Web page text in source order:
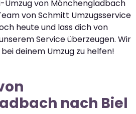
Umzug von Mönchengladbach
von Schmitt Umzugsservice
heute und lass dich von
Service überzeugen. Wir
deinem Umzug zu helfen!
nach Biel